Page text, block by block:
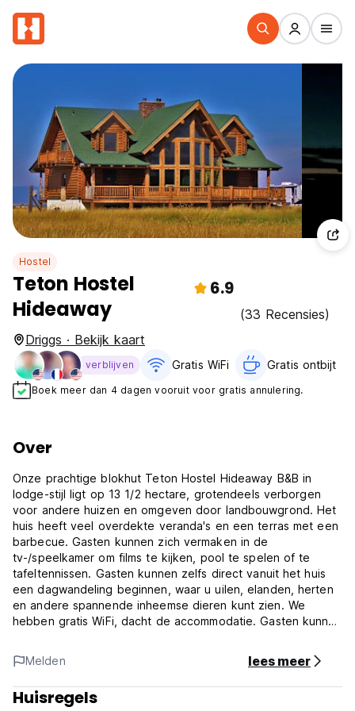
Hostel
Teton Hostel
Hideaway
6.9
(33 Recensies)
Driggs · Bekijk kaart
verblijven Gratis WiFi Gratis ontbijt‎
Boek meer dan 4 dagen vooruit voor gratis annulering.
Over
Onze prachtige blokhut Teton Hostel Hideaway B&B in
lodge-stijl ligt op 13 1/2 hectare, grotendeels verborgen
voor andere huizen en omgeven door landbouwgrond. Het
huis heeft veel overdekte veranda's en een terras met een
barbecue. Gasten kunnen zich vermaken in de
tv-/speelkamer om films te kijken, pool te spelen of te
tafeltennissen. Gasten kunnen zelfs direct vanuit het huis
een dagwandeling beginnen, waar u uilen, elanden, herten
en andere spannende inheemse dieren kunt zien. We
hebben gratis WiFi, dacht de accommodatie. Gasten kunnen
van het vuur en het prachtige uitzicht op de bergen vanuit
onze grote kathedraalramen. Gasten zijn ook van harte
welkom om de keuken te gebruiken om hun eigen
maaltijden te bereiden en we hebben een extra
Melden lees meer
Huisregels